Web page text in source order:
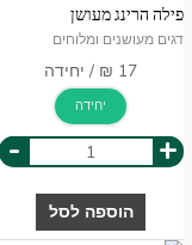
פילה הרינג מעושן
דגים מעושנים ומלוחים
יחידה
+
-
הוספה לסל